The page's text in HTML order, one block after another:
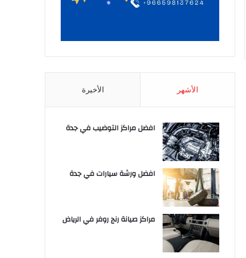
الأشهر الأخيرة
افضل مراكز التوضيب في جدة
افضل ورشة سيارات في جدة
مراكز صيانة رنج روفر في الرياض